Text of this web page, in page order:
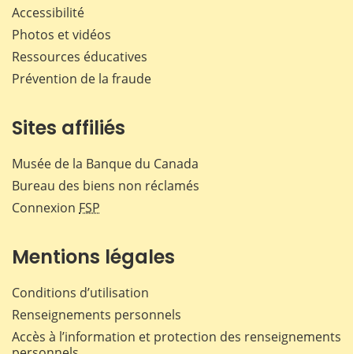
Accessibilité
Photos et vidéos
Ressources éducatives
Prévention de la fraude
Sites affiliés
Musée de la Banque du Canada
Bureau des biens non réclamés
Connexion FSP
Mentions légales
Conditions d’utilisation
Renseignements personnels
Accès à l’information et protection des renseignements